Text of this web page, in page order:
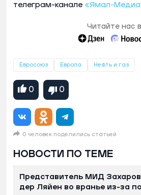
телеграм-канале «Ямал-
Читайте нас в
Евросоюз Европа Нефть и газ
0 0
0 человек поделились статьей
НОВОСТИ ПО ТЕМЕ
Представитель МИД
дер Ляйен во вранье из-за